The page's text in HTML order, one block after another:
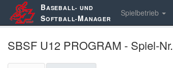
BASEBALL- UND
SOFTBALL-MANAGER
Spielbetrieb
SBSF U12 PROGRAM - Spiel-